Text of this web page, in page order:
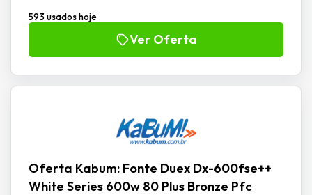
593 usados hoje
Ver Oferta
Oferta Kabum: Fonte Duex Dx-600fse++
White Series 600w 80 Plus Bronze Pfc